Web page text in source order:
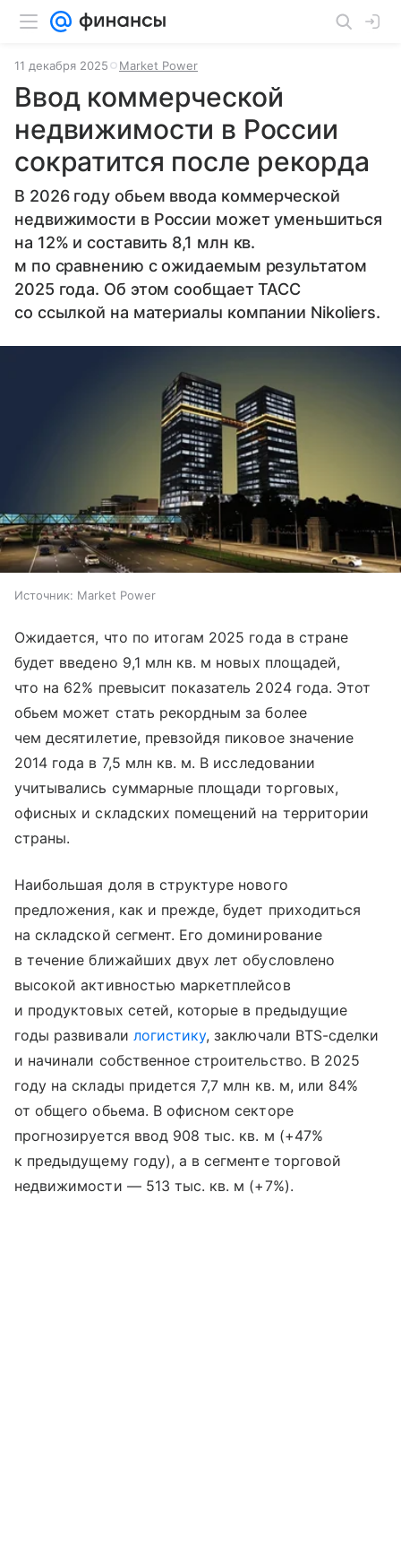
11 декабря 2025 Market Power
Ввод коммерческой
недвижимости в России
сократится после рекорда
В 2026 году обьем ввода коммерческой
недвижимости в России может уменьшиться
на 12% и составить 8,1 млн кв.
м по сравнению с ожидаемым результатом
2025 года. Об этом сообщает ТАСС
со ссылкой на материалы компании Nikoliers.
Источник: Market Power
Ожидается, что по итогам 2025 года в стране
будет введено 9,1 млн кв. м новых площадей,
что на 62% превысит показатель 2024 года. Этот
обьем может стать рекордным за более
чем десятилетие, превзойдя пиковое значение
2014 года в 7,5 млн кв. м. В исследовании
учитывались суммарные площади торговых,
офисных и складских помещений на территории
страны.
Наибольшая доля в структуре нового
предложения, как и прежде, будет приходиться
на складской сегмент. Его доминирование
в течение ближайших двух лет обусловлено
высокой активностью маркетплейсов
и продуктовых сетей, которые в предыдущие
годы развивали логистику, заключали BTS-сделки
и начинали собственное строительство. В 2025
году на склады придется 7,7 млн кв. м, или 84%
от общего обьема. В офисном секторе
прогнозируется ввод 908 тыс. кв. м (+47%
к предыдущему году), а в сегменте торговой
недвижимости — 513 тыс. кв. м (+7%).